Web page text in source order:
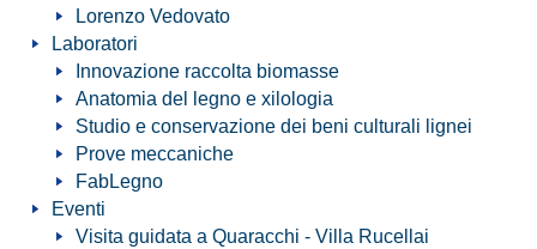
Lorenzo Vedovato
Laboratori
Innovazione raccolta biomasse
Anatomia del legno e xilologia
Studio e conservazione dei beni culturali lignei
Prove meccaniche
FabLegno
Eventi
Visita guidata a Quaracchi - Villa Rucellai